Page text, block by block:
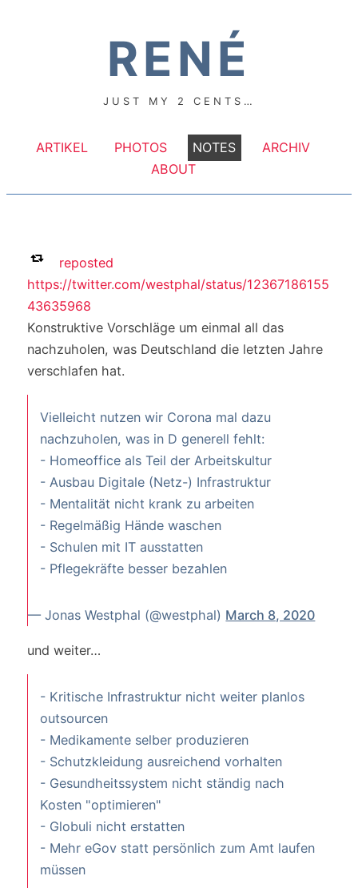
RENÉ
JUST MY 2 CENTS…
ARTIKEL PHOTOS NOTES
ARCHIV
ABOUT
reposted
https://twitter.com/westphal/status/12367186155
43635968
Konstruktive Vorschläge um einmal all das
nachzuholen, was Deutschland die letzten Jahre
verschlafen hat.
Vielleicht nutzen wir Corona mal dazu
nachzuholen, was in D generell fehlt:
- Homeoffice als Teil der Arbeitskultur
- Ausbau Digitale (Netz-) Infrastruktur
- Mentalität nicht krank zu arbeiten
- Regelmäßig Hände waschen
- Schulen mit IT ausstatten
- Pflegekräfte besser bezahlen
— Jonas Westphal (@westphal) March 8, 2020
und weiter…
- Kritische Infrastruktur nicht weiter planlos
outsourcen
- Medikamente selber produzieren
- Schutzkleidung ausreichend vorhalten
- Gesundheitssystem nicht ständig nach
Kosten "optimieren"
- Globuli nicht erstatten
- Mehr eGov statt persönlich zum Amt laufen
müssen